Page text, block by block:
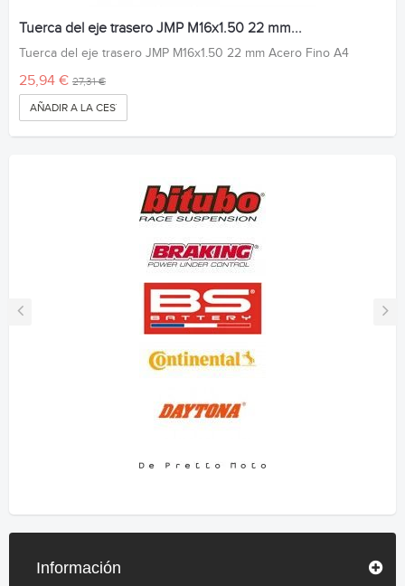
Tuerca del eje trasero JMP M16x1.50 22 mm...
Tuerca del eje trasero JMP M16x1.50 22 mm Acero Fino A4
25,94 € 27,31 €
AÑADIR A LA CESTA
Información